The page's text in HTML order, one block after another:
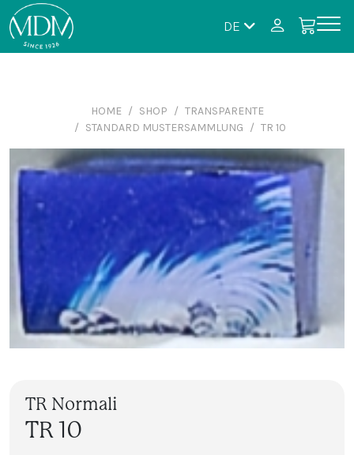
DE
HOME SHOP
TRANSPARENTE
STANDARD MUSTERSAMMLUNG
TR 10
TR Normali
TR 10